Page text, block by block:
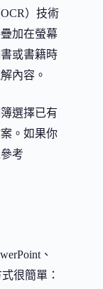
）技術
加在螢幕
或書籍時
內容。
選擇已有
。如果你
考
、
很簡單：